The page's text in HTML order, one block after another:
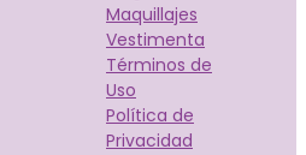
Maquillajes
Vestimenta
Términos de
Uso
Política de
Privacidad